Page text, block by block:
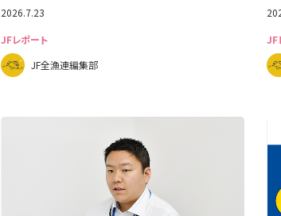
2026.7.23
JFレポート
JF全漁連編集部
JF